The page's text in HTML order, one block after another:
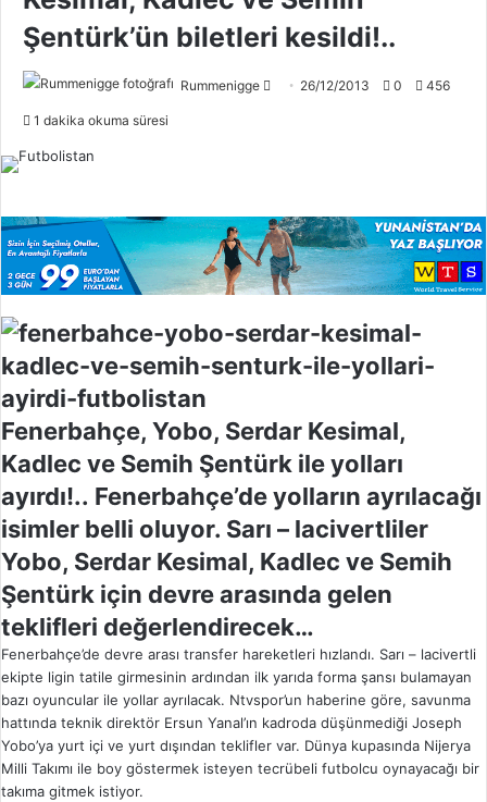
Şentürk’ün biletleri kesildi!..
Rummenigge
w
o
n
X
26/12/2013 0 456
1 dakika okuma süresi
Fenerbahçe, Yobo, Serdar Kesimal,
Kadlec ve Semih Şentürk ile yolları
ayırdı!.. Fenerbahçe’de yolların ayrılacağı
isimler belli oluyor. Sarı – lacivertliler
Yobo, Serdar Kesimal, Kadlec ve Semih
Şentürk için devre arasında gelen
teklifleri değerlendirecek…
Fenerbahçe’de devre arası transfer hareketleri hızlandı. Sarı – lacivertli
ekipte ligin tatile girmesinin ardından ilk yarıda forma şansı bulamayan
bazı oyuncular ile yollar ayrılacak. Ntvspor’un haberine göre, savunma
hattında teknik direktör Ersun Yanal’ın kadroda düşünmediği Joseph
Yobo’ya yurt içi ve yurt dışından teklifler var. Dünya kupasında Nijerya
Milli Takımı ile boy göstermek isteyen tecrübeli futbolcu oynayacağı bir
takıma gitmek istiyor.